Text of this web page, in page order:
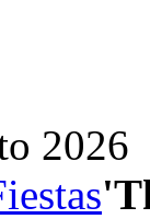
2026